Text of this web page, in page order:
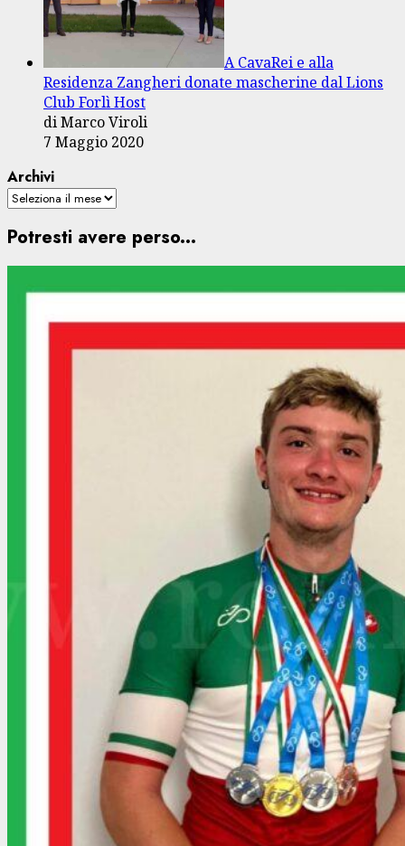
A CavaRei e alla
Residenza Zangheri donate mascherine dal Lions
Club Forlì Host
di Marco Viroli
7 Maggio 2020
Archivi
Potresti avere perso...